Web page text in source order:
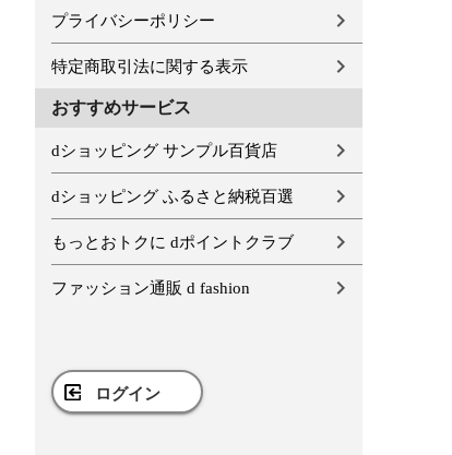
プライバシーポリシー
特定商取引法に関する表示
おすすめサービス
dショッピング サンプル百貨店
dショッピング ふるさと納税百選
もっとおトクに dポイントクラブ
ファッション通販 d fashion
ログイン